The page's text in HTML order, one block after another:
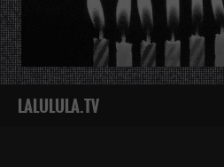
¿QUÉ ES ESTO?